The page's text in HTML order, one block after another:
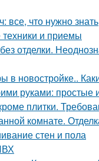
все, что нужно знать
и приемы
отделки.
в новостройке..
руками: простые
плитки.
комнате.
стен и пола